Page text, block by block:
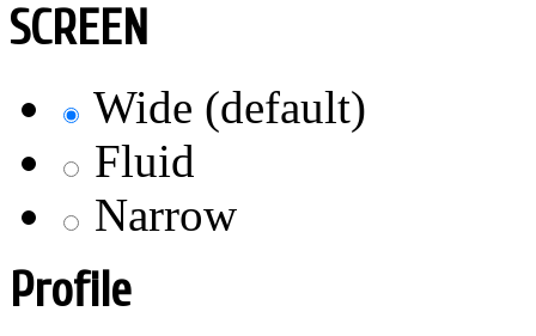
SCREEN
Wide (default)
Fluid
Narrow
Profile